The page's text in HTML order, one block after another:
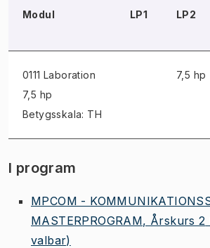
Modul LP1 LP2
0111 Laboration
7,5 hp
Betygsskala: TH
7,5 hp
I program
MPCOM -
MASTERPROGRAM, Årskurs 2
valbar)